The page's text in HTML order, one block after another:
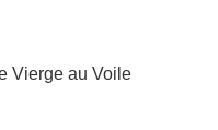
Vierge au Voile